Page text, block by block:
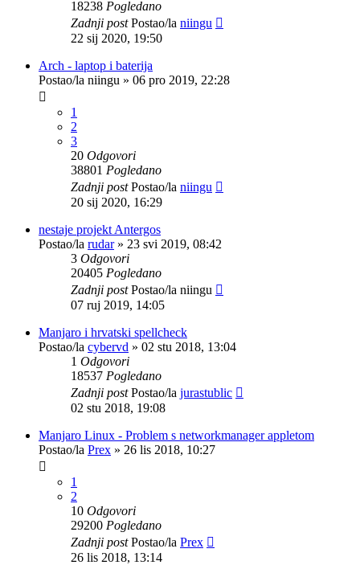
18238 Pogledano
Zadnji postPostao/la niingu
22 sij 2020, 19:50
Arch - laptop i baterija
Postao/la niingu » 06 pro 2019, 22:28
1
2
3
20 Odgovori
38801 Pogledano
Zadnji postPostao/la niingu
20 sij 2020, 16:29
nestaje projekt Antergos
Postao/la rudar» 23 svi 2019, 08:42
3 Odgovori
20405 Pogledano
Zadnji postPostao/la niingu
07 ruj 2019, 14:05
Manjaro i hrvatski spellcheck
Postao/la cybervd » 02 stu 2018, 13:04
1 Odgovori
18537 Pogledano
Zadnji postPostao/la jurastublic
02 stu 2018, 19:08
Manjaro Linux - Problem s networkmanager appletom
Postao/la Prex » 26 lis 2018, 10:27
1
2
10 Odgovori
29200 Pogledano
Zadnji postPostao/la Prex
26 lis 2018, 13:14